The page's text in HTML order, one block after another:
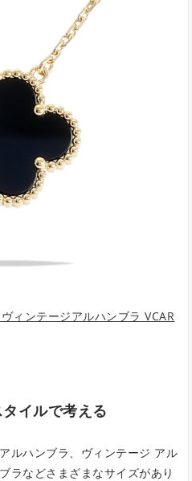
ィンテージアルハンブラ VCAR
イルで考える
ルハンブラ、ヴィンテージ アル
ラなどさまざまなサイズがあり